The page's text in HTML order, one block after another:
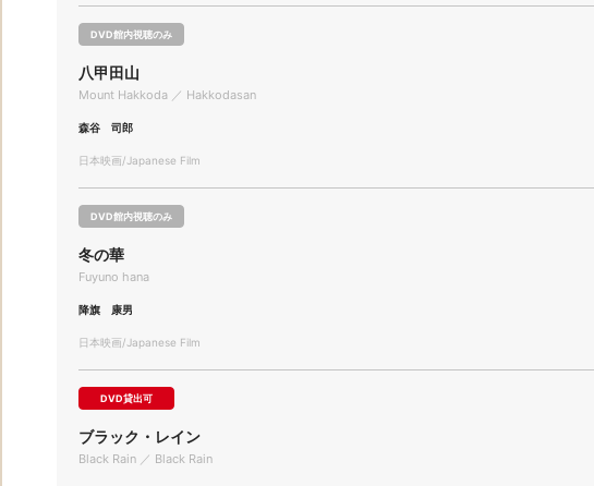
DVD館内視聴のみ
八甲田山
Mount Hakkoda ／ Hakkodasan
森谷 司郎
日本映画/Japanese Film
DVD館内視聴のみ
冬の華
Fuyuno hana
降旗 康男
日本映画/Japanese Film
DVD貸出可
ブラック・レイン
Black Rain ／ Black Rain